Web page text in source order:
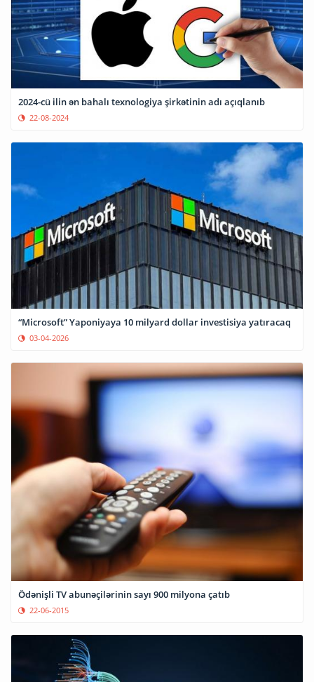
2024-cü ilin ən bahalı texnologiya şirkətinin adı açıqlanıb
22-08-2024
“Microsoft” Yaponiyaya 10 milyard dollar investisiya yatıracaq
03-04-2026
Ödənişli TV abunəçilərinin sayı 900 milyona çatıb
22-06-2015